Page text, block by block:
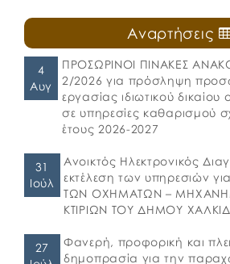
Αναρτήσεις
4
Αυγ
ΠΡΟΣΩΡΙΝΟΙ ΠΙΝΑΚΕΣ
2/2026 για πρόσληψη
εργασίας ιδιωτικού
σε υπηρεσίες καθαρισμού
έτους 2026-2027
31
Ιούλ
Ανοικτός Ηλεκτρονικός
εκτέλεση των υπηρεσιών
ΤΩΝ ΟΧΗΜΑΤΩΝ –
ΚΤΙΡΙΩΝ ΤΟΥ ΔΗΜΟΥ
27
Φανερή, προφορική και
δημοπρασία για την